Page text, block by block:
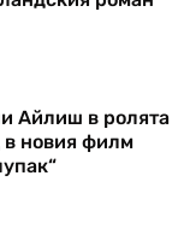
Айлиш в ролята
в новия филм